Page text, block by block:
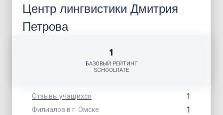
Центр лингвистики Дмитрия
Петрова
Отзывы учащихся 1
Филиалов в г. Омске 1
1
БАЗОВЫЙ РЕЙТИНГ
SCHOOLRATE